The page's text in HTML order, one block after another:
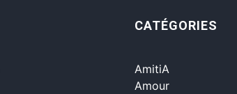
CATÉGORIES
AmitiA
Amour